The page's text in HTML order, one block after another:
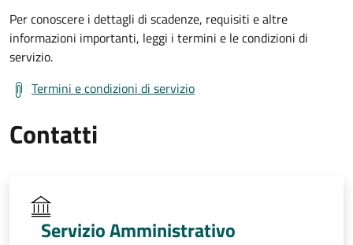
Per conoscere i dettagli di scadenze, requisiti e altre
informazioni importanti, leggi i termini e le condizioni di
servizio.
Termini e condizioni di servizio
Contatti
Servizio Amministrativo